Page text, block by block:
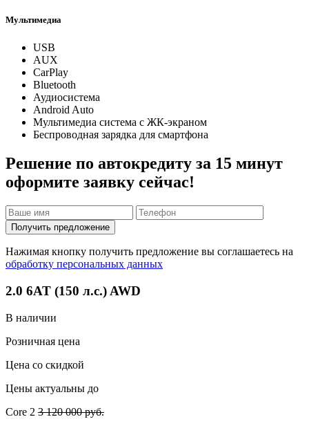
Мультимедиа
USB
AUX
CarPlay
Bluetooth
Аудиосистема
Android Auto
Мультимедиа система с ЖК-экраном
Беспроводная зарядка для смартфона
Решение по автокредиту за 15 минут
оформите заявку сейчас!
Получить предложение
Нажимая кнопку получить предложение вы соглашаетесь на
обработку персональных данных
2.0 6AT (150 л.с.) AWD
В наличии
Розничная цена
Цена со скидкой
Цены актуальны до
Core 2 3 120 000 руб.